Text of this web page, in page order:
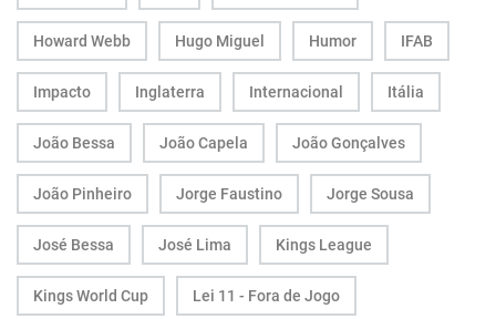
Howard Webb Hugo Miguel Humor IFAB
Impacto Inglaterra Internacional Itália
João Bessa João Capela João Gonçalves
João Pinheiro Jorge Faustino Jorge Sousa
José Bessa José Lima Kings League
Kings World Cup Lei 11 - Fora de Jogo